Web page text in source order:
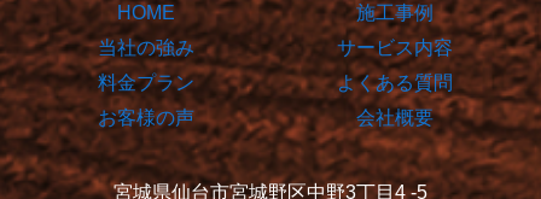
HOME
施工事例
当社の強み
サービス内容
料金プラン
よくある質問
お客様の声
会社概要
宮城県仙台市宮城野区中野3丁目4 -5